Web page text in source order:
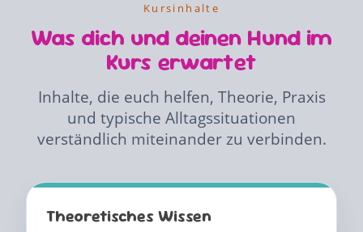
Kursinhalte
Was dich und deinen Hund im
Kurs erwartet
Inhalte, die euch helfen, Theorie, Praxis
und typische Alltagssituationen
verständlich miteinander zu verbinden.
Theoretisches Wissen